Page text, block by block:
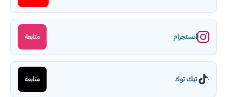
انستجرام
تيك توك